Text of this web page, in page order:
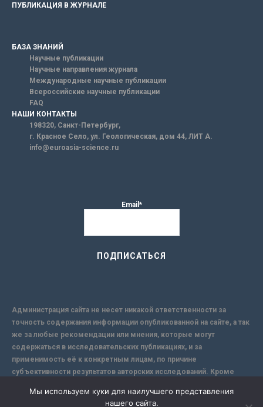
ПУБЛИКАЦИЯ В ЖУРНАЛЕ
БАЗА ЗНАНИЙ
Научные публикации
Научные направления журнала
Международные научные публикации
Всероссийские научные публикации
FAQ
НАШИ КОНТАКТЫ
198320, Санкт-Петербург,
г. Красное Село, ул. Геологическая, дом 44, ЛИТ А.
info@euroasia-science.ru
Email*
Администрация сайта не несет никакой ответственности за
точность содержания информации опубликованной на сайте, а так
же за любые рекомендации или мнения, которые могут
содержаться в исследовательских публикациях, и за
применимость её к конкретным лицам, по причине
субъективности результатов авторских исследований. Кроме
надежной защиты информации, Сайт не несет ответственности за
Мы используем куки для наилучшего представления
нашего сайта.